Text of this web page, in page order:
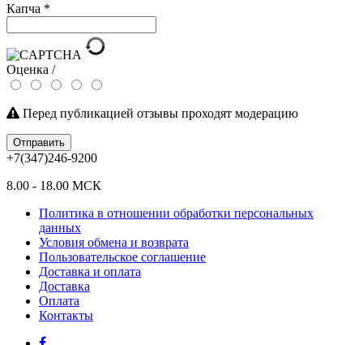
Капча *
Оценка /
Перед публикацией отзывы проходят модерацию
Отправить
+7(347)246-9200
8.00 - 18.00 МСК
Политика в отношении обработки персональных
данных
Условия обмена и возврата
Пользовательское соглашение
Доставка и оплата
Доставка
Оплата
Контакты